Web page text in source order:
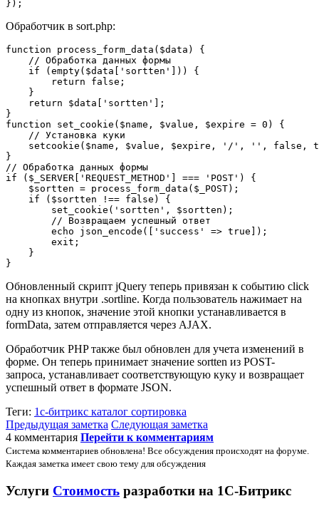
Обработчик в sort.php:
function process_form_data($data) {
    // Обработка данных формы
    if (empty($data['sortten'])) {
        return false;
    }
    return $data['sortten'];
}
function set_cookie($name, $value, $expire = 0) {
    // Установка куки
setcookie($name, $value, $expire, '/', '', false,
}
// Обработка данных формы
if ($_SERVER['REQUEST_METHOD'] === 'POST') {
    $sortten = process_form_data($_POST);
    if ($sortten !== false) {
        set_cookie('sortten', $sortten);
        // Возвращаем успешный ответ
        echo json_encode(['success' => true]);
        exit;
    }
}
Обновленный скрипт jQuery теперь привязан к событию click
на кнопках внутри .sortline. Когда пользователь нажимает на
одну из кнопок, значение этой кнопки устанавливается в
formData, затем отправляется через AJAX.
Обработчик PHP также был обновлен для учета изменений в
форме. Он теперь принимает значение sortten из POST-
запроса, устанавливает соответствующую куку и возвращает
успешный ответ в формате JSON.
Теги: 1с-битрикс каталог сортировка
Предыдущая заметка Следующая заметка
4 комментария Перейти к комментариям
Система комментариев обновлена! Все обсуждения происходят на форуме.
Каждая заметка имеет свою тему для обсуждения
Услуги Стоимость разработки на 1С-Битрикс